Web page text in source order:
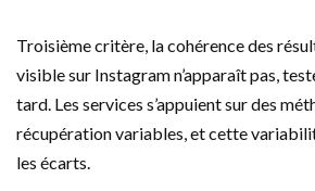
Troisième critère, la cohérence des
visible sur Instagram n’apparaît pas,
tard. Les services s’appuient sur des
récupération variables, et cette
les écarts.